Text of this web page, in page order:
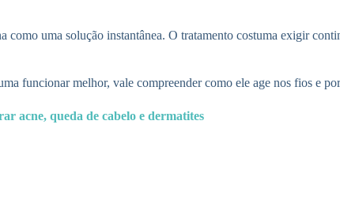
como uma solução instantânea. O tratamento costuma exigir
funcionar melhor, vale compreender como ele age nos fios e
acne, queda de cabelo e dermatites